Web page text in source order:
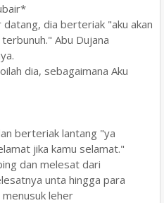
dia berteriak "aku akan
Abu Dujana
dia, sebagaimana Aku
berteriak lantang "ya
jika kamu selamat."
dan melesat dari
unta hingga para
leher